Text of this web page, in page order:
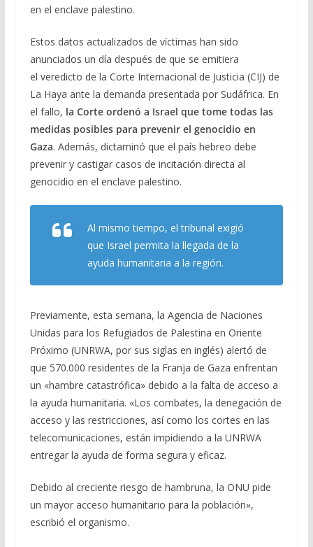
en el enclave palestino.
Estos datos actualizados de víctimas han sido
anunciados un día después de que se emitiera
el veredicto de la Corte Internacional de Justicia (CIJ) de
La Haya ante la demanda presentada por Sudáfrica. En
el fallo, la Corte ordenó a Israel que tome todas las
medidas posibles para prevenir el genocidio en
Gaza. Además, dictaminó que el país hebreo debe
prevenir y castigar casos de incitación directa al
genocidio en el enclave palestino.
Al mismo tiempo, el tribunal exigió
que Israel permita la llegada de la
ayuda humanitaria a la región.
Previamente, esta semana, la Agencia de Naciones
Unidas para los Refugiados de Palestina en Oriente
Próximo (UNRWA, por sus siglas en inglés) alertó de
que 570.000 residentes de la Franja de Gaza enfrentan
un «hambre catastrófica» debido a la falta de acceso a
la ayuda humanitaria. «Los combates, la denegación de
acceso y las restricciones, así como los cortes en las
telecomunicaciones, están impidiendo a la UNRWA
entregar la ayuda de forma segura y eficaz.
Debido al creciente riesgo de hambruna, la ONU pide
un mayor acceso humanitario para la población»,
escribió el organismo.